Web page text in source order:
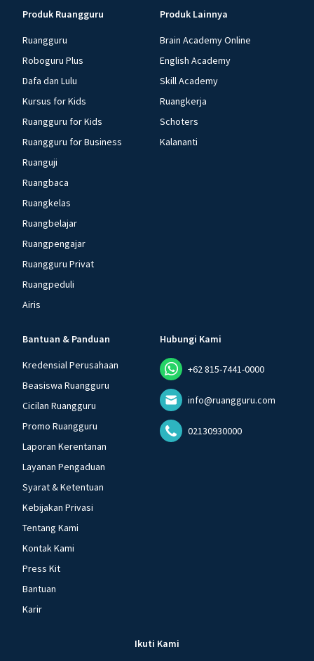
Produk Ruangguru
Ruangguru
Roboguru Plus
Dafa dan Lulu
Kursus for Kids
Ruangguru for Kids
Ruangguru for Business
Ruanguji
Ruangbaca
Ruangkelas
Ruangbelajar
Ruangpengajar
Ruangguru Privat
Ruangpeduli
Airis
Produk Lainnya
Brain Academy Online
English Academy
Skill Academy
Ruangkerja
Schoters
Kalananti
Bantuan & Panduan
Kredensial Perusahaan
Beasiswa Ruangguru
Cicilan Ruangguru
Promo Ruangguru
Laporan Kerentanan
Layanan Pengaduan
Syarat & Ketentuan
Kebijakan Privasi
Tentang Kami
Kontak Kami
Press Kit
Bantuan
Karir
Hubungi Kami
+62 815-7441-0000
info@ruangguru.com
02130930000
Ikuti Kami